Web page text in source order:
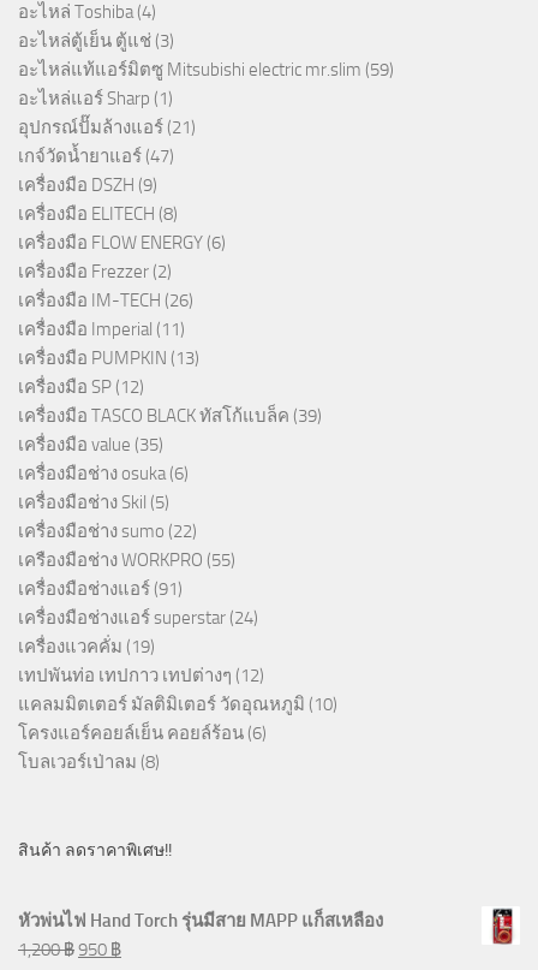
อะไหล่ Toshiba (4)
อะไหล่ตู้เย็น ตู้แช่ (3)
อะไหล่แท้แอร์มิตซู Mitsubishi electric mr.slim (59)
อะไหล่แอร์ Sharp (1)
อุปกรณ์ปั๊มล้างแอร์ (21)
เกจ์วัดน้ำยาแอร์ (47)
เครื่องมือ DSZH (9)
เครื่องมือ ELITECH (8)
เครื่องมือ FLOW ENERGY (6)
เครื่องมือ Frezzer (2)
เครื่องมือ IM-TECH (26)
เครื่องมือ Imperial (11)
เครื่องมือ PUMPKIN (13)
เครื่องมือ SP (12)
เครื่องมือ TASCO BLACK ทัสโก้แบล็ค (39)
เครื่องมือ value (35)
เครื่องมือช่าง osuka (6)
เครื่องมือช่าง Skil (5)
เครื่องมือช่าง sumo (22)
เครืองมือช่าง WORKPRO (55)
เครื่องมือช่างแอร์ (91)
เครื่องมือช่างแอร์ superstar (24)
เครื่องแวคคั่ม (19)
เทปพันท่อ เทปกาว เทปต่างๆ (12)
แคลมมิตเตอร์ มัลติมิเตอร์ วัดอุณหภูมิ (10)
โครงแอร์คอยล์เย็น คอยล์ร้อน (6)
โบลเวอร์เป่าลม (8)
สินค้า ลดราคาพิเศษ!!
หัวพ่นไฟ Hand Torch รุ่นมีสาย MAPP แก็สเหลือง
1,200฿950 ฿